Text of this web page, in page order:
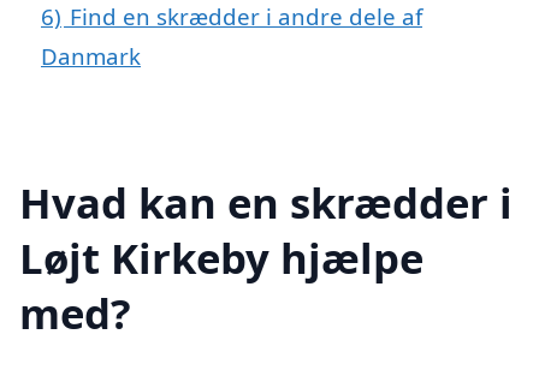
6) Find en skrædder i andre dele af
Danmark
Hvad kan en skrædder i
Løjt Kirkeby hjælpe
med?